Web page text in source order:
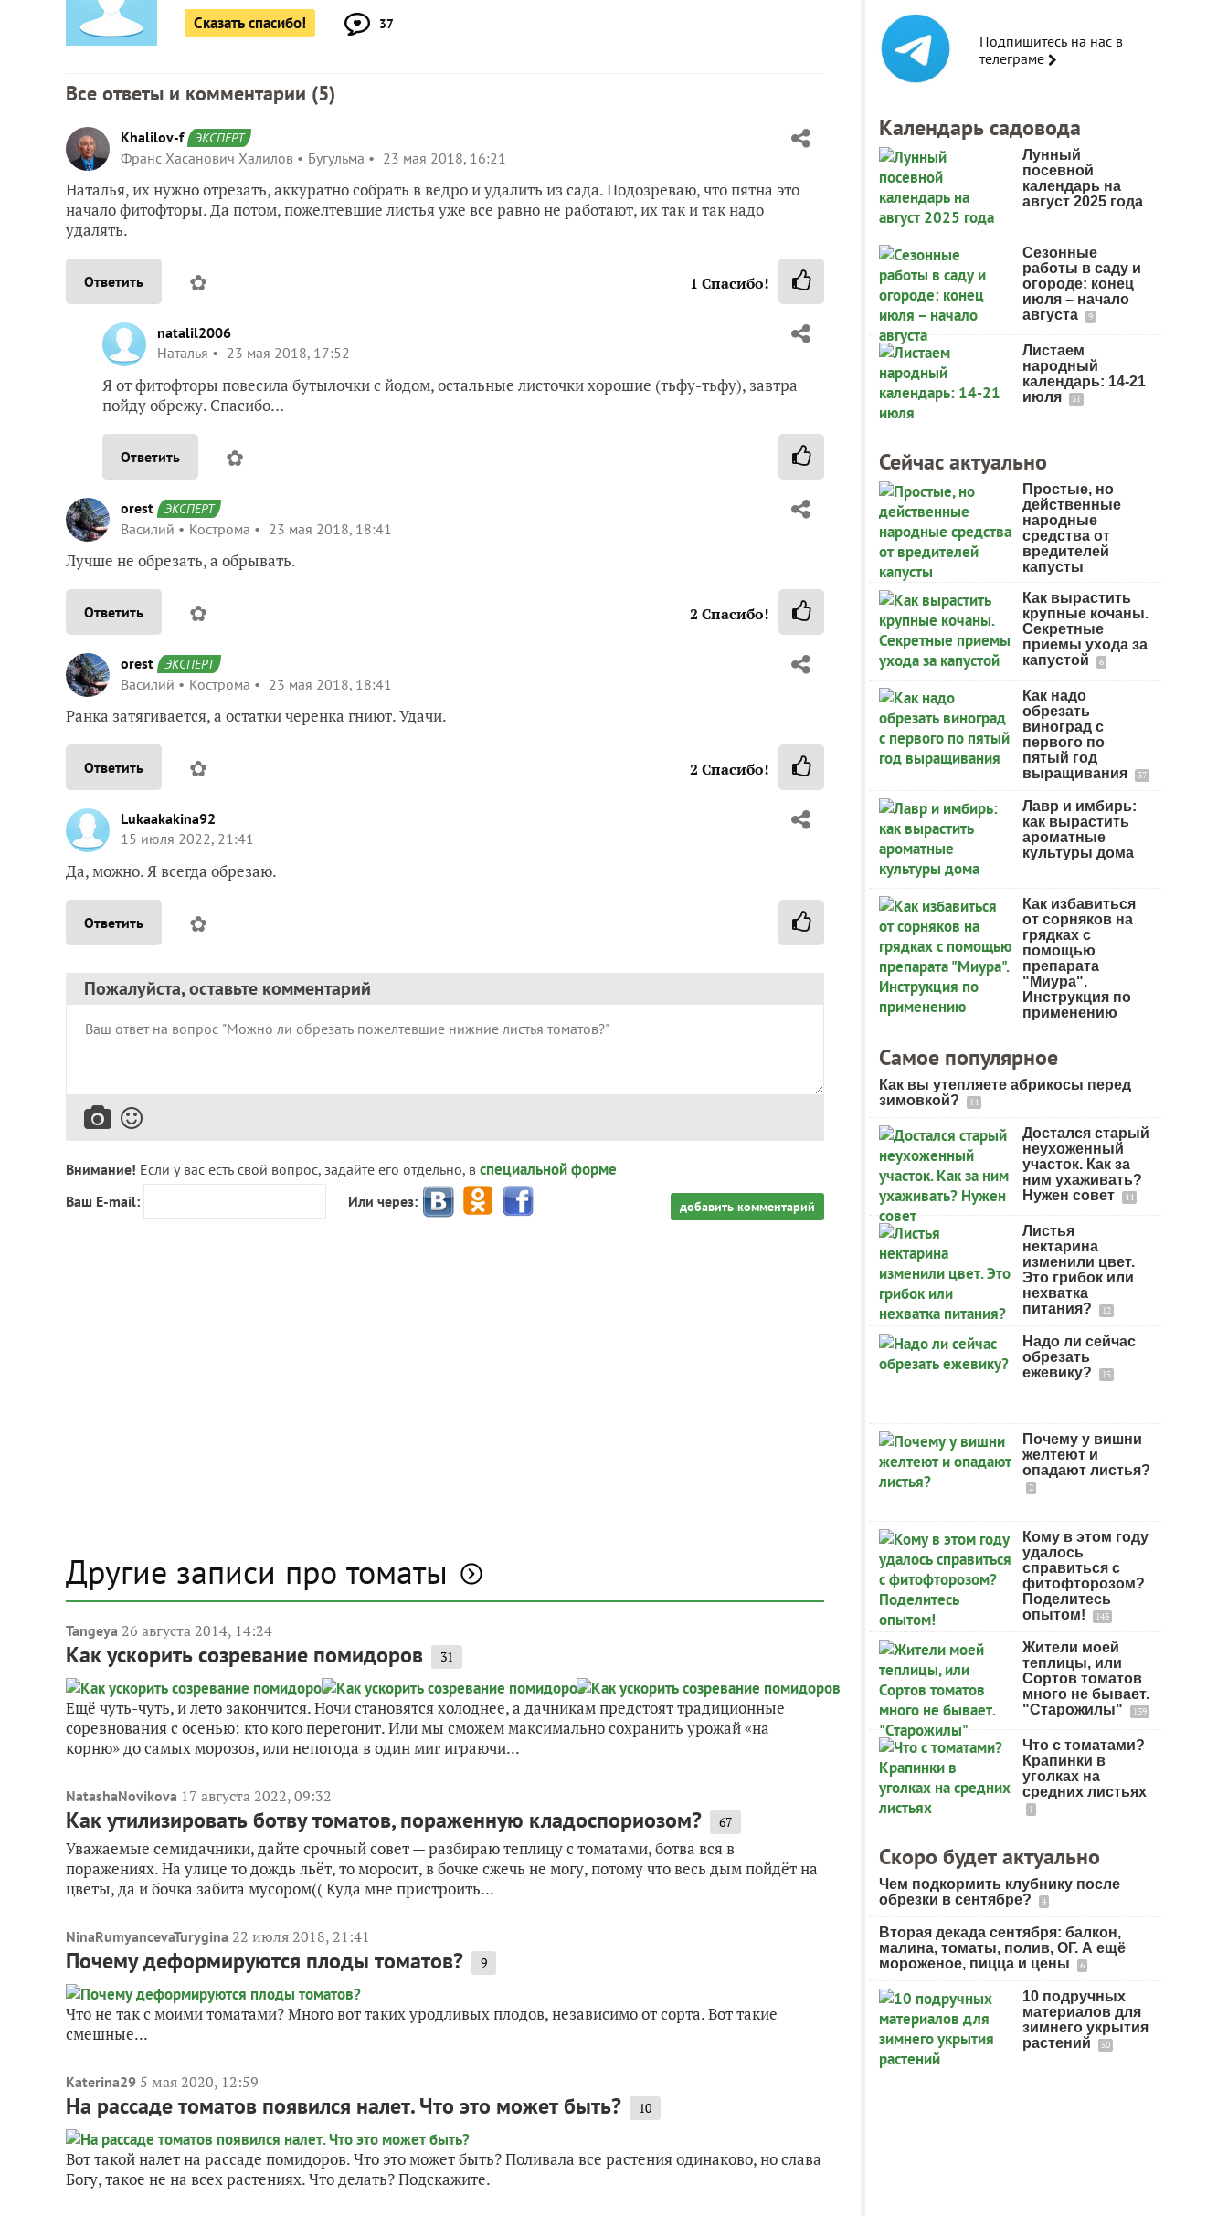
Сказать спасибо!
37
Все ответы и комментарии (5)
Khalilov-f ЭКСПЕРТ
Франс Хасанович Халилов Бугульма 23 мая 2018, 16:21
Наталья, их нужно отрезать, аккуратно собрать в ведро и удалить из сада. Подозреваю, что пятна это
начало фитофторы. Да потом, пожелтевшие листья уже все равно не работают, их так и так надо
удалять.
Ответить ✿ 1 Спасибо!
natalil2006
Наталья
23 мая 2018, 17:52
Я от фитофторы повесила бутылочки с йодом, остальные листочки хорошие (тьфу-тьфу), завтра
пойду обрежу. Спасибо…
Ответить ✿
orest ЭКСПЕРТ
Василий Кострома 23 мая 2018, 18:41
Лучше не обрезать, а обрывать.
Ответить ✿ 2 Спасибо!
orest ЭКСПЕРТ
Василий Кострома 23 мая 2018, 18:41
Ранка затягивается, а остатки черенка гниют. Удачи.
Ответить ✿ 2 Спасибо!
Lukaakakina92
15 июля 2022, 21:41
Да, можно. Я всегда обрезаю.
Ответить ✿
Пожалуйста, оставьте комментарий
Внимание! Если у вас есть свой вопрос, задайте его отдельно, в специальной форме
Ваш E-mail: Или через: добавить комментарий
Другие записи про томаты
Tangeya 26 августа 2014, 14:24
Как ускорить созревание помидоров 31
Ещё чуть-чуть, и лето закончится. Ночи становятся холоднее, а дачникам предстоят традиционные
соревнования с осенью: кто кого перегонит. Или мы сможем максимально сохранить урожай «на
корню» до самых морозов, или непогода в один миг играючи...
NatashaNovikova 17 августа 2022, 09:32
Как утилизировать ботву томатов, пораженную кладоспориозом? 67
Уважаемые семидачники, дайте срочный совет — разбираю теплицу с томатами, ботва вся в
поражениях. На улице то дождь льёт, то моросит, в бочке сжечь не могу, потому что весь дым пойдёт на
цветы, да и бочка забита мусором(( Куда мне пристроить...
NinaRumyancevaTurygina 22 июля 2018, 21:41
Почему деформируются плоды томатов? 9
Что не так с моими томатами? Много вот таких уродливых плодов, независимо от сорта. Вот такие
смешные...
Katerina29 5 мая 2020, 12:59
На рассаде томатов появился налет. Что это может быть? 10
Вот такой налет на рассаде помидоров. Что это может быть? Поливала все растения одинаково, но слава
Богу, такое не на всех растениях. Что делать? Подскажите.
Подпишитесь на нас в
телеграме
Календарь садовода
Лунный
посевной
календарь на
август 2025 года
Сезонные
работы в саду и
огороде: конец
июля – начало
августа
9
Листаем
народный
календарь: 14-21
июля
31
Сейчас актуально
Простые, но
действенные
народные
средства от
вредителей
капусты
Как вырастить
крупные кочаны.
Секретные
приемы ухода за
капустой
6
Как надо
обрезать
виноград с
первого по
пятый год
выращивания
37
Лавр и имбирь:
как вырастить
ароматные
культуры дома
Как избавиться
от сорняков на
грядках с
помощью
препарата
"Миура".
Инструкция по
применению
Самое популярное
Как вы утепляете абрикосы перед
зимовкой?
14
Достался старый
неухоженный
участок. Как за
ним ухаживать?
Нужен совет
44
Листья
нектарина
изменили цвет.
Это грибок или
нехватка
питания?
12
Надо ли сейчас
обрезать
ежевику?
15
Почему у вишни
желтеют и
опадают листья?
2
Кому в этом году
удалось
справиться с
фитофторозом?
Поделитесь
опытом!
143
Жители моей
теплицы, или
Сортов томатов
много не бывает.
"Старожилы"
139
Что с томатами?
Крапинки в
уголках на
средних листьях
1
Скоро будет актуально
Чем подкормить клубнику после
обрезки в сентябре?
4
Вторая декада сентября: балкон,
малина, томаты, полив, ОГ. А ещё
мороженое, пицца и цены
6
10 подручных
материалов для
зимнего укрытия
растений
50